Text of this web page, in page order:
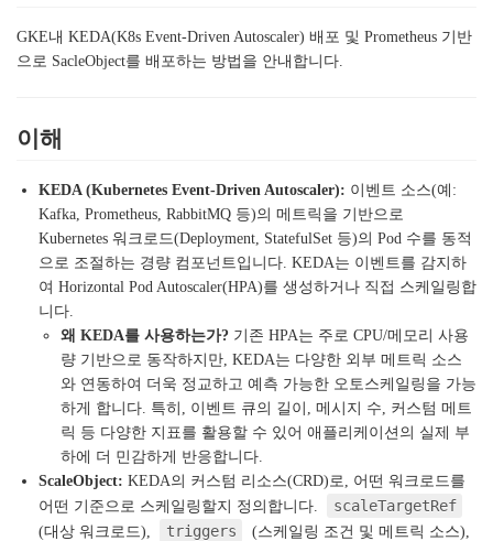
GKE내 KEDA(K8s Event-Driven Autoscaler) 배포 및 Prometheus 기반
으로 SacleObject를 배포하는 방법을 안내합니다.
이해
KEDA (Kubernetes Event-Driven Autoscaler): 이벤트 소스(예:
Kafka, Prometheus, RabbitMQ 등)의 메트릭을 기반으로
Kubernetes 워크로드(Deployment, StatefulSet 등)의 Pod 수를 동적
으로 조절하는 경량 컴포넌트입니다. KEDA는 이벤트를 감지하
여 Horizontal Pod Autoscaler(HPA)를 생성하거나 직접 스케일링합
니다.
왜 KEDA를 사용하는가? 기존 HPA는 주로 CPU/메모리 사용
량 기반으로 동작하지만, KEDA는 다양한 외부 메트릭 소스
와 연동하여 더욱 정교하고 예측 가능한 오토스케일링을 가능
하게 합니다. 특히, 이벤트 큐의 길이, 메시지 수, 커스텀 메트
릭 등 다양한 지표를 활용할 수 있어 애플리케이션의 실제 부
하에 더 민감하게 반응합니다.
ScaleObject: KEDA의 커스텀 리소스(CRD)로, 어떤 워크로드를
어떤 기준으로 스케일링할지 정의합니다.
scaleTargetRef
(대상 워크로드), triggers (스케일링 조건 및 메트릭 소스),